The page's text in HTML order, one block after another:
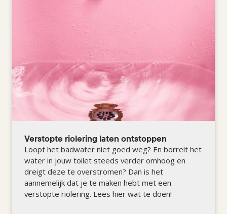
Verstopte riolering laten ontstoppen
Loopt het badwater niet goed weg? En borrelt het
water in jouw toilet steeds verder omhoog en
dreigt deze te overstromen? Dan is het
aannemelijk dat je te maken hebt met een
verstopte riolering. Lees hier wat te doen!